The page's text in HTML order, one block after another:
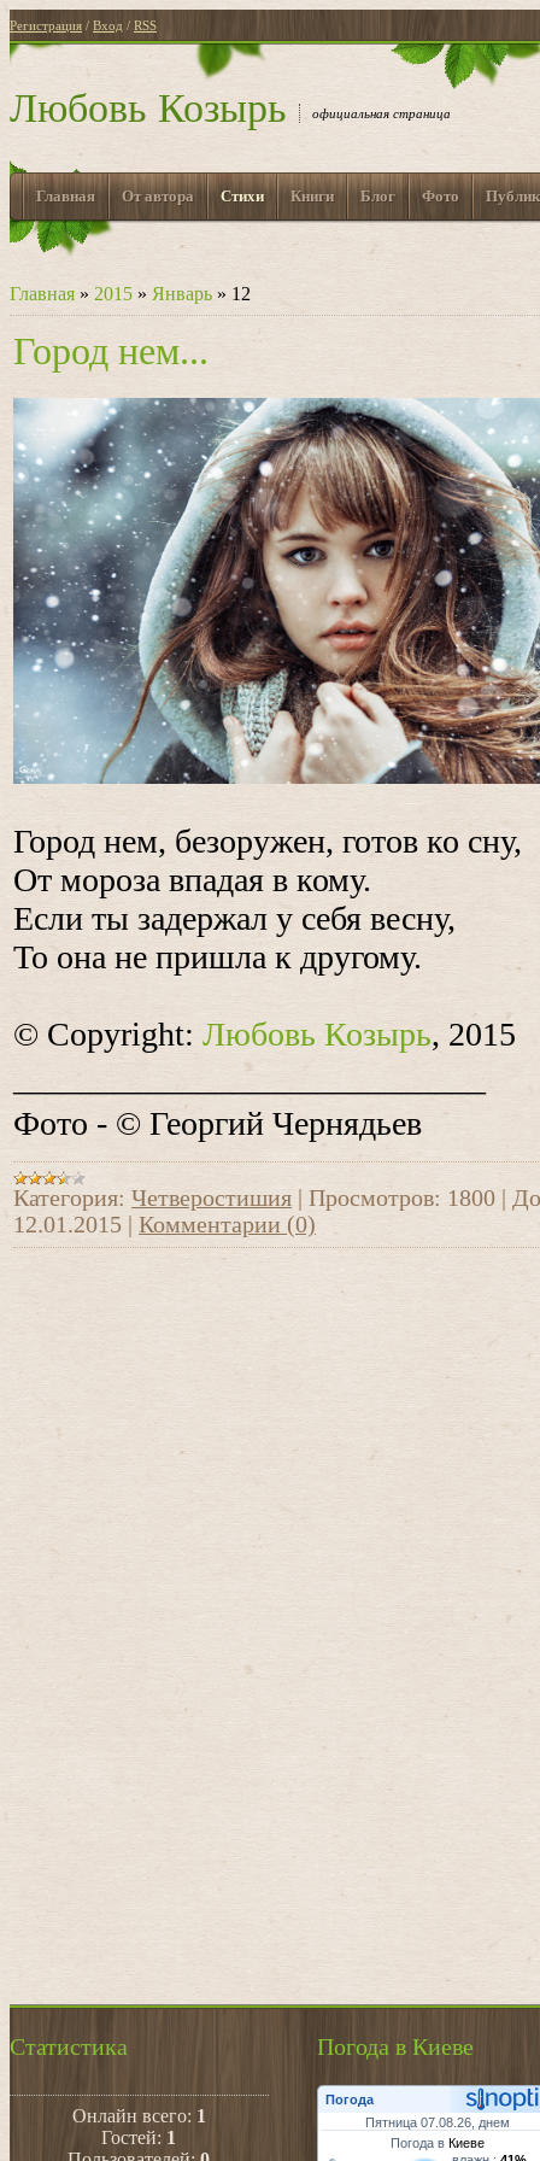
Регистрация / Вход / RSS
Любовь Козырь официальная страница
Главная От автора Стихи Книги Блог Фото
Главная » 2015 » Январь » 12
Город нем...
Город нем, безоружен, готов ко сну,
От мороза впадая в кому.
Если ты задержал у себя весну,
То она не пришла к другому.
© Copyright: Любовь Козырь, 2015
____________________________
Фото - © Георгий Чернядьев
Категория: Четверостишия Просмотров: 1800
12.01.2015
Комментарии (0)
Статистика
Онлайн всего: 1
Гостей: 1
Погода в Киеве
Погода
Пятница 07.08.26, днем
Погода вКиеве